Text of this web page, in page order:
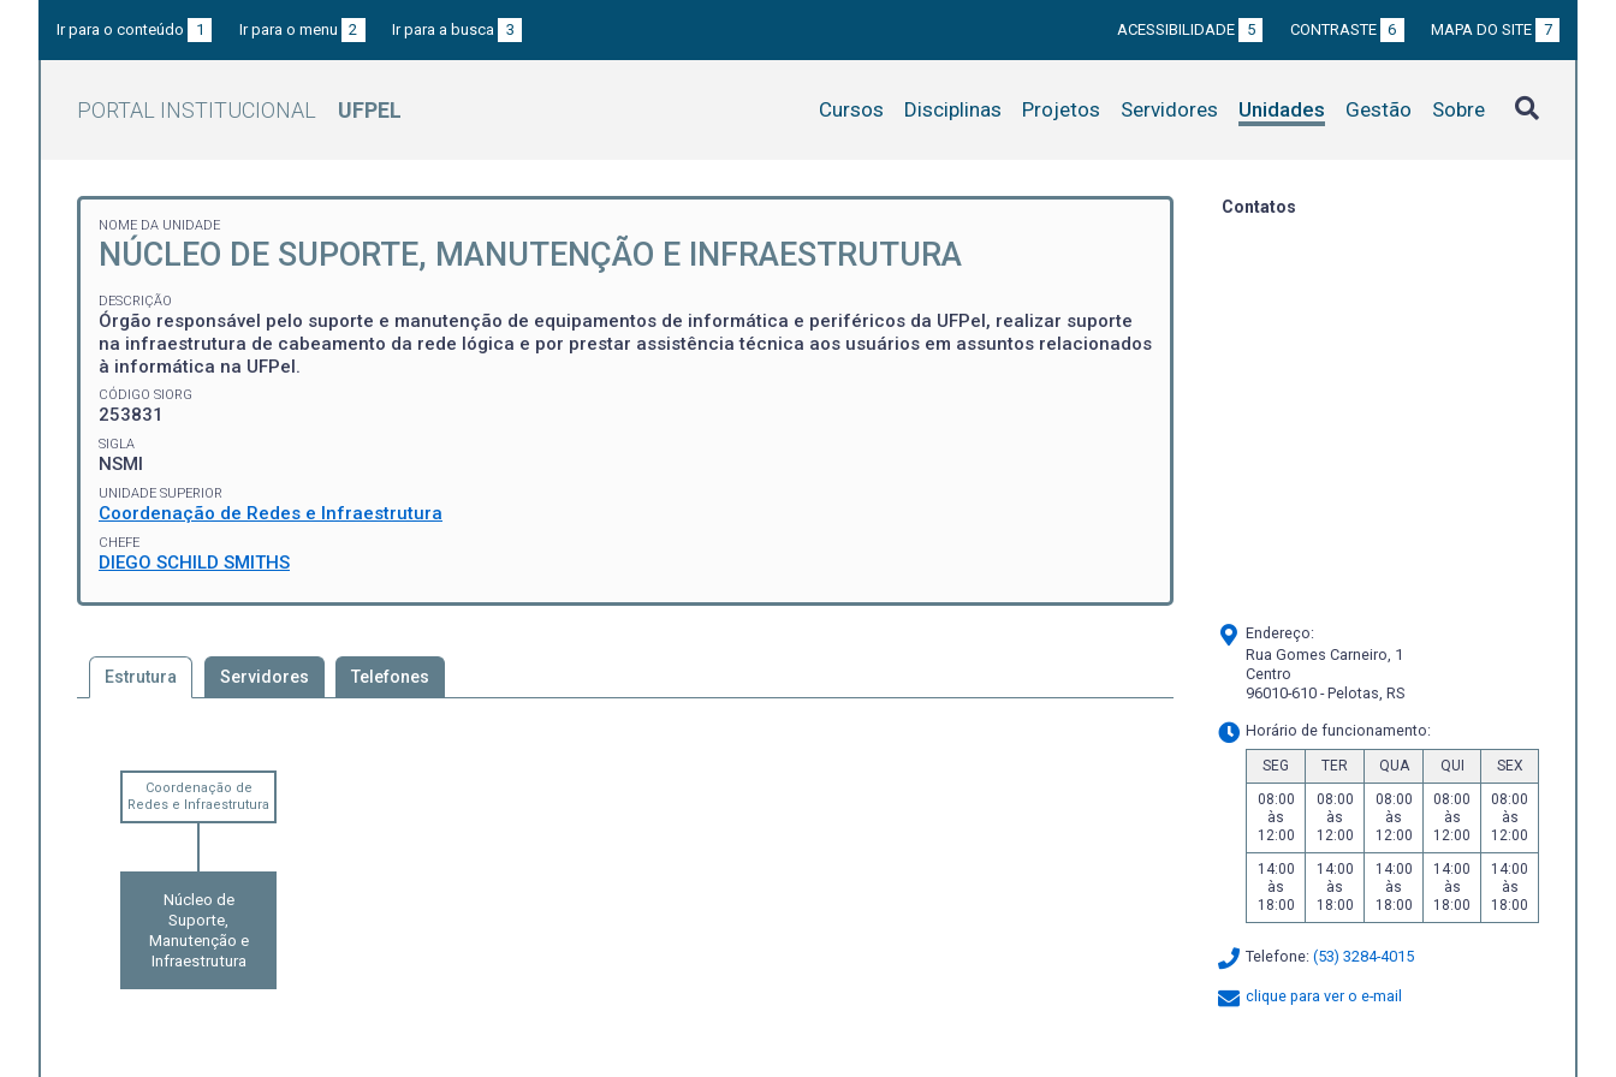
Ir para o conteúdo 1 Ir para o menu 2 Ir para a busca 3 ACESSIBILIDADE 5 CONTRASTE 6 MAPA DO SITE 7
PORTAL INSTITUCIONAL UFPEL Cursos Disciplinas Projetos Servidores Unidades Gestão Sobre
NOME DA UNIDADE
NÚCLEO DE SUPORTE, MANUTENÇÃO E INFRAESTRUTURA
DESCRIÇÃO
Órgão responsável pelo suporte e manutenção de equipamentos de informática e periféricos da UFPel, realizar suporte
na infraestrutura de cabeamento da rede lógica e por prestar assistência técnica aos usuários em assuntos relacionados
à informática na UFPel.
CÓDIGO SIORG
253831
SIGLA
NSMI
UNIDADE SUPERIOR
Coordenação de Redes e Infraestrutura
CHEFE
DIEGO SCHILD SMITHS
Estrutura Servidores Telefones
Coordenação de
Redes e Infraestrutura
Núcleo de
Suporte,
Manutenção e
Infraestrutura
Contatos
Endereço:
Rua Gomes Carneiro, 1
Centro
96010-610 - Pelotas, RS
Horário de funcionamento:
SEG TER QUA QUI
SEX
08:00
às
12:00
08:00
às
12:00
08:00
às
12:00
08:00
às
12:00
08:00
às
12:00
14:00
às
18:00
14:00
às
18:00
14:00
às
18:00
14:00
às
18:00
14:00
às
18:00
Telefone: (53) 3284-4015
clique para ver o e-mail